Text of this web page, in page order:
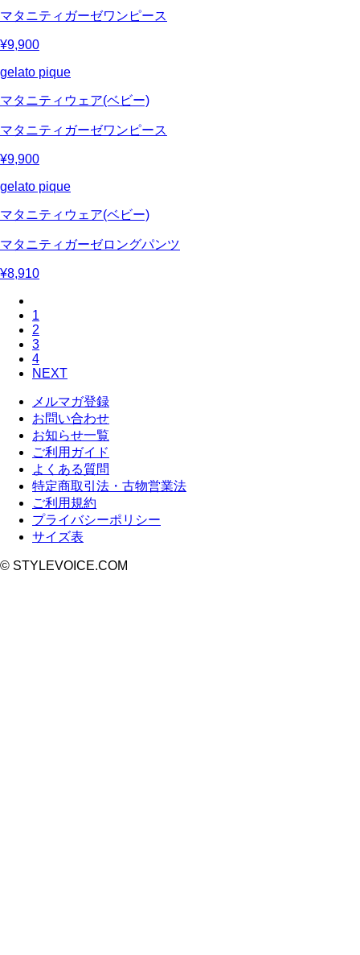
マタニティガーゼワンピース
¥9,900
gelato pique
マタニティウェア(ベビー)
マタニティガーゼワンピース
¥9,900
gelato pique
マタニティウェア(ベビー)
マタニティガーゼロングパンツ
¥8,910
1
2
3
4
NEXT
メルマガ登録
お問い合わせ
お知らせ一覧
ご利用ガイド
よくある質問
特定商取引法・古物営業法
ご利用規約
プライバシーポリシー
サイズ表
© STYLEVOICE.COM